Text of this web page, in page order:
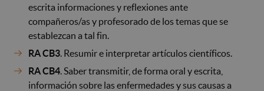
escrita informaciones y reflexiones ante
compañeros/as y profesorado de los temas que se
establezcan a tal fin.
RA CB3 . Resumir e interpretar artículos científicos.
RA CB4 . Saber transmitir, de forma oral y escrita,
información sobre las enfermedades y sus causas a